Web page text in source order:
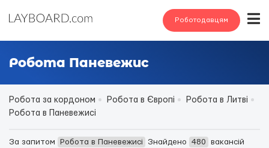
Роботодавцям
Робота Паневежис
Робота за кордоном Робота в Європі
Робота в Литві
Робота в Паневежисі
За запитом Робота в Паневежисі Знайдено 480
вакансій